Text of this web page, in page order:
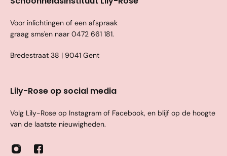
Voor inlichtingen of een afspraak
graag sms'en naar 0472 661 181.
Bredestraat 38 | 9041 Gent
Lily-Rose op social media
Volg Lily-Rose op Instagram of Facebook, en blijf op de hoogte
van de laatste nieuwigheden.